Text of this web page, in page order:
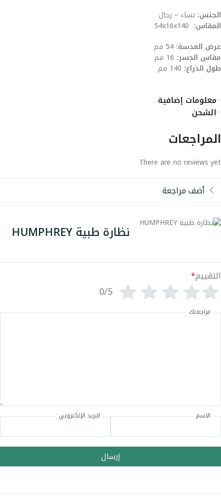
الجنس: نساء – رجال
المقاس:
عرض العدسة:
مقاس الجسر:
طول الذراع:
معلومات إضافية
الشحن
المراجعات
There are no reviews yet
أضف مراجعة
نظارة طبية HUMPHREY
التقييم*
0/5
مراجعتك
الاسم البريد الإلكتروني
إرسال